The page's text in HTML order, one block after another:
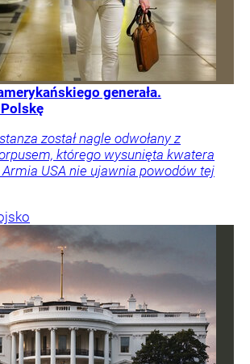
generała.
został nagle odwołany z
którego wysunięta kwatera
Armia USA nie ujawnia powodów tej